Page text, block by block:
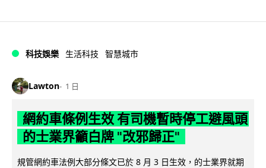
科技娛樂 生活科技 智慧城市
Lawton 1 日
網約車條例生效 有司機暫時停工避風頭
的士業界籲白牌 "改邪歸正"
規管網約車法例大部分條文已於 8 月 3 日生效，的士業界就期